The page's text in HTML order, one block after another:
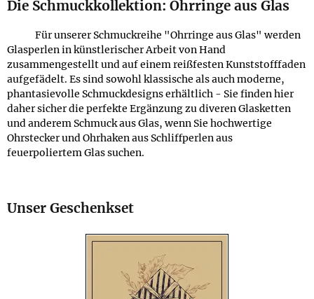
Die Schmuckkollektion: Ohrringe aus Glas
Für unserer Schmuckreihe "Ohrringe aus Glas" werden
Glasperlen in künstlerischer Arbeit von Hand
zusammengestellt und auf einem reißfesten Kunststofffaden
aufgefädelt. Es sind sowohl klassische als auch moderne,
phantasievolle Schmuckdesigns erhältlich - Sie finden hier
daher sicher die perfekte Ergänzung zu diveren Glasketten
und anderem Schmuck aus Glas, wenn Sie hochwertige
Ohrstecker und Ohrhaken aus Schliffperlen aus
feuerpoliertem Glas suchen.
Unser Geschenkset